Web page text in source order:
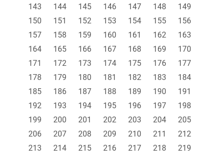
143
144 145 146 147 148
149
150
151 152 153 154 155
156
157
158 159 160 161 162
163
164
165 166 167 168 169
170
171
172 173 174 175 176
177
178
179 180 181 182 183
184
185
186 187 188 189 190
191
192
193 194 195 196 197
198
199
200 201 202 203 204
205
206
207 208 209 210 211
212
213
214 215 216 217 218
219